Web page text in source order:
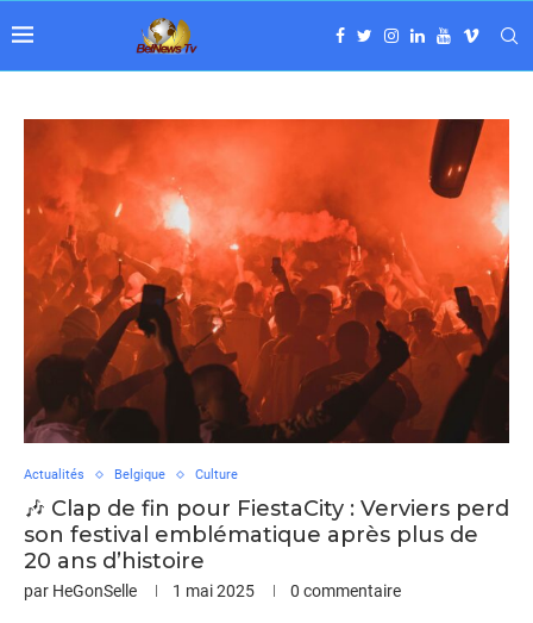
Actualités Belgique Culture
🎶 Clap de fin pour FiestaCity : Verviers perd
son festival emblématique après plus de
20 ans d’histoire
par HeGonSelle 1 mai 2025 0 commentaire